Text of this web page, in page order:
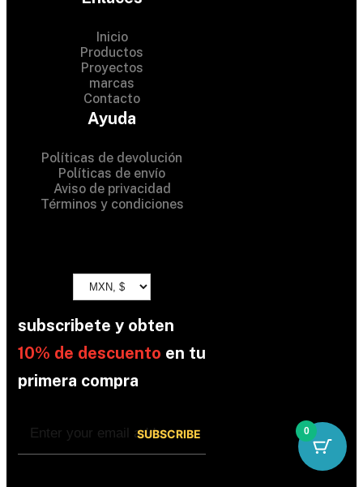
Inicio
Productos
Proyectos
marcas
Contacto
Ayuda
Políticas de devolución
Políticas de envío
Aviso de privacidad
Términos y condiciones
subscribete y obten
10% de descuento en tu
primera compra
0